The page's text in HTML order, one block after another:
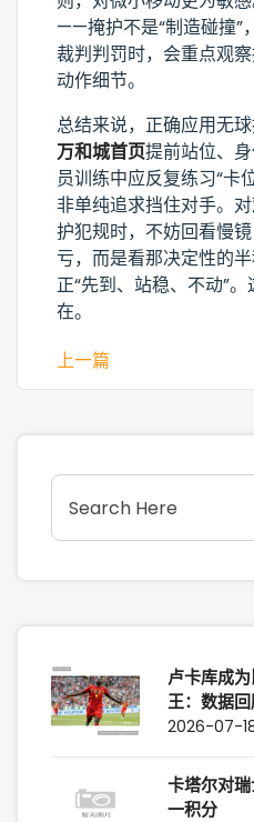
——掩护不是“制造碰撞”
裁判判罚时，会重点观
动作细节。
总结来说，正确应用无球
万和城首页提前站位、
员训练中应反复练习“卡
非单纯追求挡住对手。
护犯规时，不妨回看慢
亏，而是看那决定性的
正“先到、站稳、不动”
在。
上一篇
卢卡库成
王：数据
2026-07-
卡塔尔对
一积分